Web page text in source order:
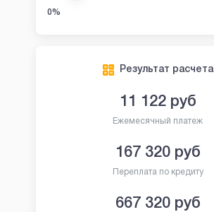
0%
Результат расчета
11 122руб
Ежемесячный платеж
167 320руб
Переплата по кредиту
667 320руб